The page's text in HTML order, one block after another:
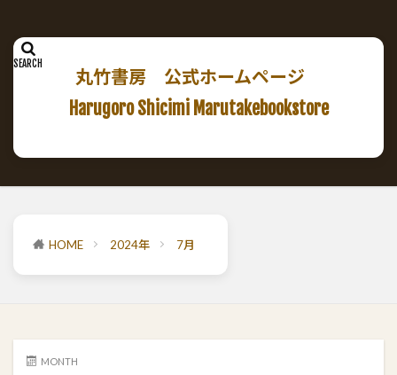
丸竹書房 公式ホームページ
Harugoro Shicimi Marutakebookstore
HOME 2024年 7月
MONTH